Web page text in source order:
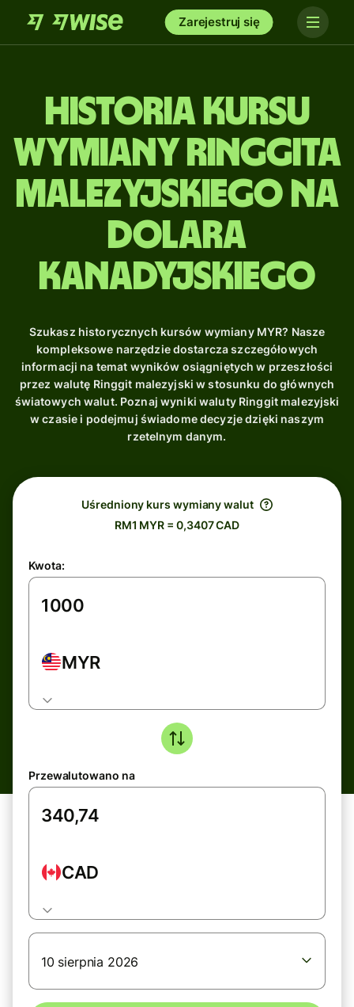
Zarejestruj się
Historia kursu
wymiany ringgita
malezyjskiego na
dolara
kanadyjskiego
Szukasz historycznych kursów wymiany MYR? Nasze
kompleksowe narzędzie dostarcza szczegółowych
informacji na temat wyników osiągniętych w przeszłości
przez walutę Ringgit malezyjski w stosunku do głównych
światowych walut. Poznaj wyniki waluty Ringgit malezyjski
w czasie i podejmuj świadome decyzje dzięki naszym
rzetelnym danym.
Uśredniony kurs wymiany walut
RM1 MYR = 0,3407 CAD
Kwota:
MYR
Przewalutowano na
CAD
10 sierpnia 2026